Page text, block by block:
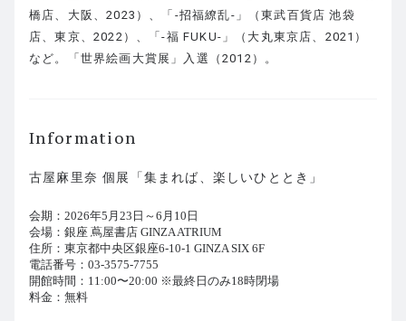
橋店、大阪、2023）、「-招福繚乱-」（東武百貨店 池袋
店、東京、2022）、「-福 FUKU-」（大丸東京店、2021）
など。「世界絵画大賞展」入選（2012）。
Information
古屋麻里奈 個展「集まれば、楽しいひととき」
会期：2026年5月23日～6月10日
会場：銀座 蔦屋書店 GINZA ATRIUM
住所：東京都中央区銀座6-10-1 GINZA SIX 6F
電話番号：03-3575-7755
開館時間：11:00〜20:00 ※最終日のみ18時閉場
料金：無料